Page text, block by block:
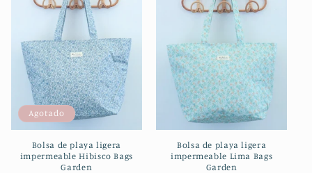
Agotado
Bolsa de playa ligera
impermeable Hibisco Bags
Garden
Bolsa de playa ligera
impermeable Lima Bags
Garden